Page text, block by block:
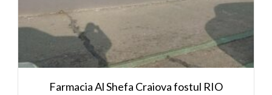
Farmacia Al Shefa Craiova fostul RIO